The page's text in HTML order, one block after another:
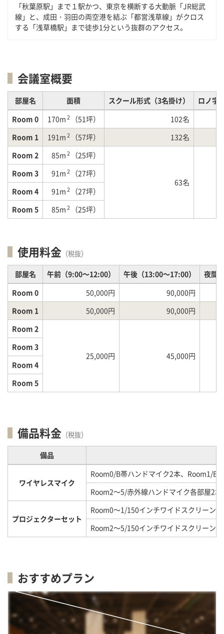
「秋葉原駅」まで１駅かつ、東京を横断する大動脈「JR総武
線」と、成田・羽田の両空港を結ぶ「都営浅草線」がクロス
する「浅草橋駅」まで徒歩1分という抜群のアクセス。
会議室概要
部屋名 面積 スクール形式（3名掛け）
ロノ字
Room 0
170m 2 （51坪）
102名
Room 1
191m 2 （57坪）
132名
Room 2
85m 2 （25坪）
63名
Room 3 91m 2
（27坪）
Room 4
91m 2
（27坪）
Room 5
85m 2 （25坪）
使用料金 （税抜）
部屋名 午前（9:00～12:00） 午後（13:00～17:00）
夜間
Room 0
50,000円
90,000円
Room 1
50,000円
90,000円
Room 2
25,000円 45,000円
Room 3
Room 4
Room 5
備品料金 （税抜）
備品
ワイヤレスマイク
Room0/B帯ハンドマイク2本、Room1/B
Room2～5/赤外線ハンドマイク各部屋2本
プロジェクターセット
Room0～1/150インチワイドスクリーン
Room2～5/150インチワイドスクリーン
おすすめプラン